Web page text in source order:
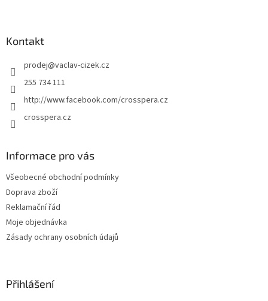
Kontakt
prodej@vaclav-cizek.cz
255 734 111
http://www.facebook.com/crosspera.cz
crosspera.cz
Informace pro vás
Všeobecné obchodní podmínky
Doprava zboží
Reklamační řád
Moje objednávka
Zásady ochrany osobních údajů
Přihlášení